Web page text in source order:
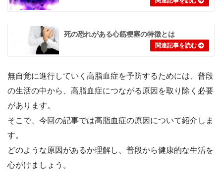
死の恐れがある心筋梗塞の特徴とは
無自覚に進行していく高脂血症を予防するためには、普段
の生活の中から、高脂血症につながる原因を取り除く必要
があります。
そこで、今回の記事では高脂血症の原因について紹介しま
す。
どのような原因があるか理解し、普段から健康的な生活を
心がけましょう。